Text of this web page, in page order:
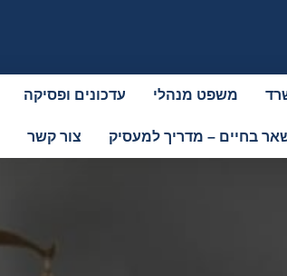
משפט מנהלי עדכונים ופסיקה
בחיים – מדריך למעסיק צור קשר